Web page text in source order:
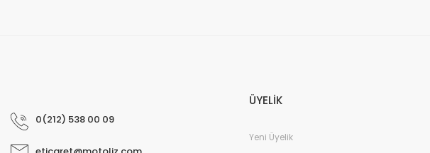
0(212) 538 00 09
ÜYELİK
Yeni Üyelik